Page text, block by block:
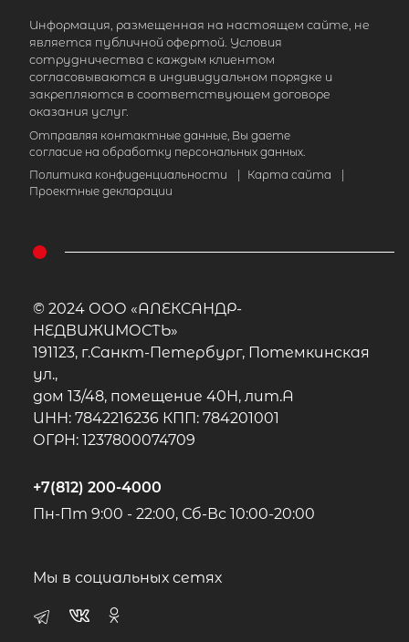
коттеджный посёлок Рощино
Клюквенный проезд
28 500 000 ₽ продажа
Выборгский ЛО район
Количество соток
Информация, размещенная на настоящем сайте, не
является публичной офертой. Условия
сотрудничества с каждым клиентом
согласовываются в индивидуальном порядке и
закрепляются в соответствующем договоре
оказания услуг.
Отправляя контактные данные, Вы даете
согласие на обработку персональных данных.
Политика конфиденциальности
Карта сайта
Проектные декларации
© 2024 ООО «АЛЕКСАНДР-
НЕДВИЖИМОСТЬ»
191123, г.Санкт-Петербург, Потемкинская
ул.,
дом 13/48, помещение 40Н, лит.А
ИНН: 7842216236 КПП: 784201001
ОГРН: 1237800074709
+7(812) 200-4000
Пн-Пт 9:00 - 22:00, Сб-Вс 10:00-20:00
Мы в социальных сетях